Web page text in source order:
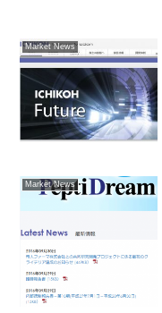
Market News
Market News